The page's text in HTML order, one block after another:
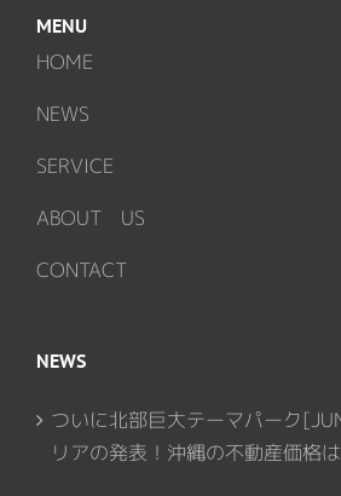
MENU
HOME
NEWS
SERVICE
ABOUT US
CONTACT
NEWS
ついに北部巨大テーマパーク
リアの発表！沖縄の不動産価格は